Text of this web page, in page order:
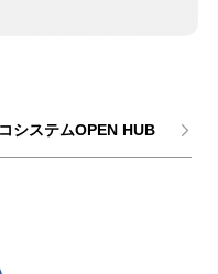
システムOPEN HUB